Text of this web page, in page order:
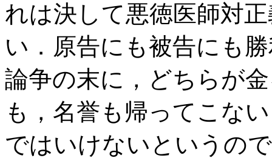
れは決して悪徳医師対
い．原告にも被告にも
論争の末に，どちらが
も，名誉も帰ってこな
ではいけないというの